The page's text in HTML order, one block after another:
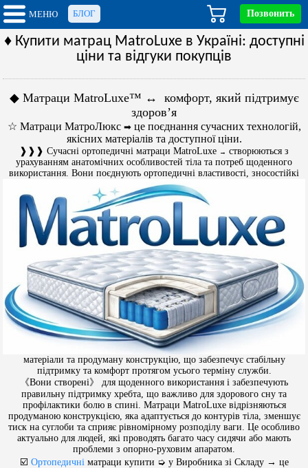
МЕНЮ БЛОГ Позвонить
♦ Купити матрац MatroLuxe в Україні: доступні
ціни та відгуки покупців
◆ Матраци MatroLuxe™ ↔ комфорт, який підтримує
здоров’я
☆ Матраци МатроЛюкс ➡це поєднання сучасних технологій,
якісних матеріалів та доступної ціни.
❱❱❱ Сучасні ортопедичні матраци MatroLuxe → створюються з
урахуванням анатомічних особливостей тіла та потреб щоденного
використання. Вони поєднують ортопедичні властивості, зносостійкі
матеріали та продуману конструкцію, що забезпечує стабільну
підтримку та комфорт протягом усього терміну служби.
《Вони створені》 для щоденного використання і забезпечують
правильну підтримку хребта, що важливо для здорового сну та
профілактики болю в спині. Матраци MatroLuxe відрізняються
продуманою конструкцією, яка адаптується до контурів тіла, зменшує
тиск на суглоби та сприяє рівномірному розподілу ваги. Це особливо
актуально для людей, які проводять багато часу сидячи або мають
проблеми з опорно-руховим апаратом.
☑️ Ортопедичні матраци купити ➭ у Виробника зі Складу → це